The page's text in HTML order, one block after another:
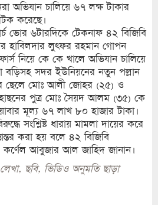
অভিযান চালিয়ে ৬৭ লক্ষ টাকার
করেছে।
ভোর ৬টারদিকে টেকনাফ ৪২ বিজিবি
হাবিলদার লুৎফর রহমান গোপন
নিয়ে কে কে খালে অভিযান চালিয়ে
বড়িসহ সদর ইউনিয়নের নতুন পল্লান
ছেলে মোঃ আলী জোহর (২৫) ও
পুত্র মোঃ সৈয়দ আলম (৩৫) কে
মূল্য ৬৭ লাখ ৮০ হাজার টাকা।
সংশ্লিষ্ট ধারায় মামলা দায়ের করে
করা হয় বলে ৪২ বিজিবি
কর্ণেল আবুজার আল জাহিদ জানান।
ছবি, ভিডিও অনুমতি ছাড়া